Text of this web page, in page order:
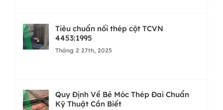
Tiêu chuẩn nối thép cột TCVN
4453:1995
Tháng 2 27th, 2025
Quy Định Về Bẻ Móc Thép Đai Chuẩn
Kỹ Thuật Cần Biết